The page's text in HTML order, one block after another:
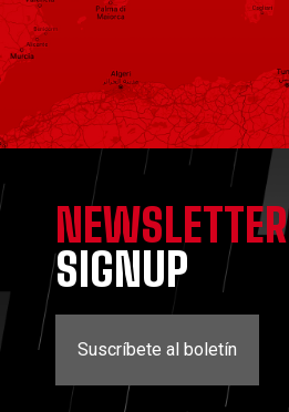
NEWSLETTER
SIGNUP
Suscríbete al boletín